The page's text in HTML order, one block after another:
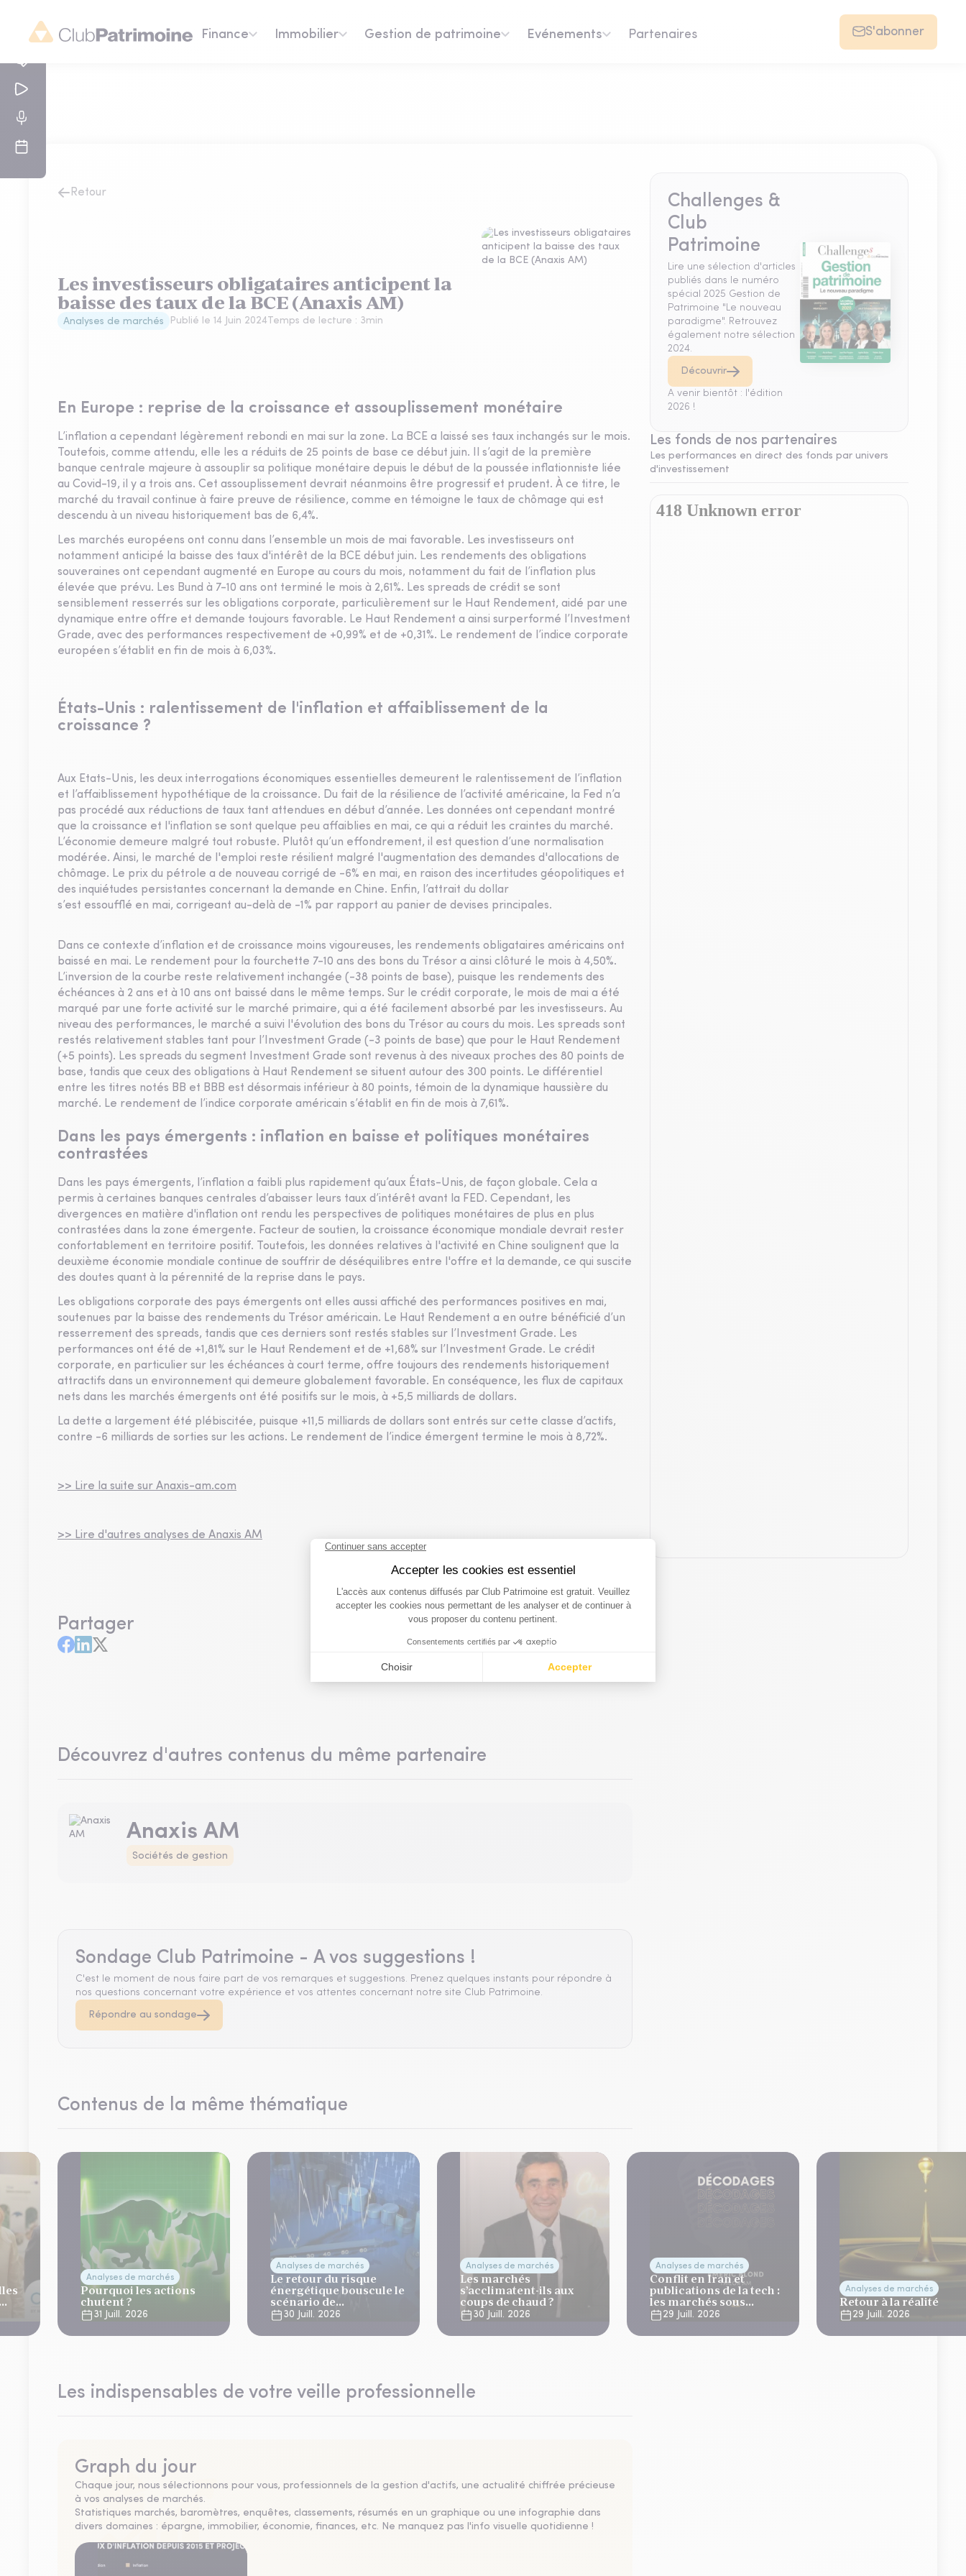
Finance Immobilier Gestion de patrimoine Evénements Partenaires S'abonner
Retour
Les investisseurs obligataires anticipent la
baisse des taux de la BCE (Anaxis AM)
Analyses de marchés Publié le 14 Juin 2024Temps de lecture : 3min
En Europe : reprise de la croissance et assouplissement monétaire
L’inflation a cependant légèrement rebondi en mai sur la zone. La BCE a laissé ses taux inchangés sur le mois.
Toutefois, comme attendu, elle les a réduits de 25 points de base ce début juin. Il s’agit de la première
banque centrale majeure à assouplir sa politique monétaire depuis le début de la poussée inflationniste liée
au Covid-19, il y a trois ans. Cet assouplissement devrait néanmoins être progressif et prudent. À ce titre, le
marché du travail continue à faire preuve de résilience, comme en témoigne le taux de chômage qui est
descendu à un niveau historiquement bas de 6,4%.
Les marchés européens ont connu dans l’ensemble un mois de mai favorable. Les investisseurs ont
notamment anticipé la baisse des taux d'intérêt de la BCE début juin. Les rendements des obligations
souveraines ont cependant augmenté en Europe au cours du mois, notamment du fait de l’inflation plus
élevée que prévu. Les Bund à 7-10 ans ont terminé le mois à 2,61%. Les spreads de crédit se sont
sensiblement resserrés sur les obligations corporate, particulièrement sur le Haut Rendement, aidé par une
dynamique entre offre et demande toujours favorable. Le Haut Rendement a ainsi surperformé l’Investment
Grade, avec des performances respectivement de +0,99% et de +0,31%. Le rendement de l’indice corporate
européen s’établit en fin de mois à 6,03%.
États-Unis : ralentissement de l'inflation et affaiblissement de la
croissance ?
Aux Etats-Unis, les deux interrogations économiques essentielles demeurent le ralentissement de l’inflation
et l’affaiblissement hypothétique de la croissance. Du fait de la résilience de l’activité américaine, la Fed n’a
pas procédé aux réductions de taux tant attendues en début d’année. Les données ont cependant montré
que la croissance et l'inflation se sont quelque peu affaiblies en mai, ce qui a réduit les craintes du marché.
L’économie demeure malgré tout robuste. Plutôt qu’un effondrement, il est question d’une normalisation
modérée. Ainsi, le marché de l'emploi reste résilient malgré l'augmentation des demandes d'allocations de
chômage. Le prix du pétrole a de nouveau corrigé de -6% en mai, en raison des incertitudes géopolitiques et
des inquiétudes persistantes concernant la demande en Chine. Enfin, l’attrait du dollar
s’est essoufflé en mai, corrigeant au-delà de -1% par rapport au panier de devises principales.
Dans ce contexte d’inflation et de croissance moins vigoureuses, les rendements obligataires américains ont
baissé en mai. Le rendement pour la fourchette 7-10 ans des bons du Trésor a ainsi clôturé le mois à 4,50%.
L’inversion de la courbe reste relativement inchangée (-38 points de base), puisque les rendements des
échéances à 2 ans et à 10 ans ont baissé dans le même temps. Sur le crédit corporate, le mois de mai a été
marqué par une forte activité sur le marché primaire, qui a été facilement absorbé par les investisseurs. Au
niveau des performances, le marché a suivi l'évolution des bons du Trésor au cours du mois. Les spreads sont
restés relativement stables tant pour l’Investment Grade (-3 points de base) que pour le Haut Rendement
(+5 points). Les spreads du segment Investment Grade sont revenus à des niveaux proches des 80 points de
base, tandis que ceux des obligations à Haut Rendement se situent autour des 300 points. Le différentiel
entre les titres notés BB et BBB est désormais inférieur à 80 points, témoin de la dynamique haussière du
marché. Le rendement de l’indice corporate américain s’établit en fin de mois à 7,61%.
Dans les pays émergents : inflation en baisse et politiques monétaires
contrastées
Dans les pays émergents, l’inflation a faibli plus rapidement qu’aux États-Unis, de façon globale. Cela a
permis à certaines banques centrales d’abaisser leurs taux d’intérêt avant la FED. Cependant, les
divergences en matière d'inflation ont rendu les perspectives de politiques monétaires de plus en plus
contrastées dans la zone émergente. Facteur de soutien, la croissance économique mondiale devrait rester
confortablement en territoire positif. Toutefois, les données relatives à l'activité en Chine soulignent que la
deuxième économie mondiale continue de souffrir de déséquilibres entre l'offre et la demande, ce qui suscite
des doutes quant à la pérennité de la reprise dans le pays.
Les obligations corporate des pays émergents ont elles aussi affiché des performances positives en mai,
soutenues par la baisse des rendements du Trésor américain. Le Haut Rendement a en outre bénéficié d’un
resserrement des spreads, tandis que ces derniers sont restés stables sur l’Investment Grade. Les
performances ont été de +1,81% sur le Haut Rendement et de +1,68% sur l’Investment Grade. Le crédit
corporate, en particulier sur les échéances à court terme, offre toujours des rendements historiquement
attractifs dans un environnement qui demeure globalement favorable. En conséquence, les flux de capitaux
nets dans les marchés émergents ont été positifs sur le mois, à +5,5 milliards de dollars.
La dette a largement été plébiscitée, puisque +11,5 milliards de dollars sont entrés sur cette classe d’actifs,
contre -6 milliards de sorties sur les actions. Le rendement de l’indice émergent termine le mois à 8,72%.
>> Lire la suite sur Anaxis-am.com
>> Lire d'autres analyses de Anaxis AM
Partager
Découvrez d'autres contenus du même partenaire
Anaxis AM
Sociétés de gestion
Sondage Club Patrimoine - A vos suggestions !
C'est le moment de nous faire part de vos remarques et suggestions. Prenez quelques instants pour répondre à
nos questions concernant votre expérience et vos attentes concernant notre site Club Patrimoine.
Répondre au sondage
Contenus de la même thématique
Analyses de marchés
Pourquoi les actions
chutent ?
31 Juill. 2026
Analyses de marchés
Le retour du risque
énergétique bouscule le
scénario de
normalisation
30 Juill. 2026
Analyses de marchés
Les marchés
s’acclimatent-ils aux
coups de chaud ?
30 Juill. 2026
Analyses de marchés
Conflit en Iran et
publications de la tech :
les marchés sous
tension
29 Juill. 2026
Analyses de marchés
Retour à la réalité
29 Juill. 2026
Les indispensables de votre veille professionnelle
Graph du jour
Chaque jour, nous sélectionnons pour vous, professionnels de la gestion d'actifs, une actualité chiffrée précieuse
à vos analyses de marchés.
Statistiques marchés, baromètres, enquêtes, classements, résumés en un graphique ou une infographie dans
divers domaines : épargne, immobilier, économie, finances, etc. Ne manquez pas l'info visuelle quotidienne !
Challenges &
Club
Patrimoine
Lire une sélection d'articles
publiés dans le numéro
spécial 2025 Gestion de
Patrimoine "Le nouveau
paradigme". Retrouvez
également notre sélection
2024.
Découvrir
A venir bientôt : l'édition
2026 !
Les fonds de nos partenaires
Les performances en direct des fonds par univers
d'investissement